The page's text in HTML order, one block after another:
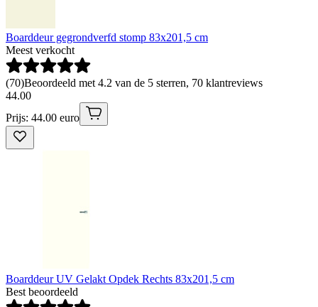
Boarddeur gegrondverfd stomp 83x201,5 cm
Meest verkocht
(70)Beoordeeld met 4.2 van de 5 sterren, 70 klantreviews
44.00
Prijs: 44.00 euro
Boarddeur UV Gelakt Opdek Rechts 83x201,5 cm
Best beoordeeld